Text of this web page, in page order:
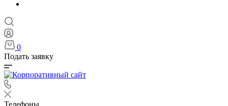
0
Подать заявку
Телефоны